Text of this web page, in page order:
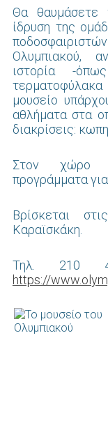
Θα θαυμάσετε
ίδρυση της
Ολυμπιακού,
ιστορία -
μουσείο
αθλήματα στα
διακρίσεις:
Στον χώρο
προγράμματα
Βρίσκεται
Καραϊσκάκη.
Τηλ. 210
https://